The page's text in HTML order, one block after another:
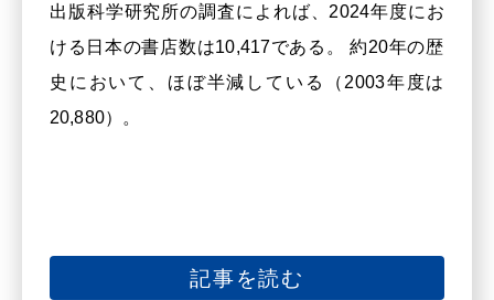
出版科学研究所の調査によれば、2024年度にお
ける日本の書店数は10,417である。 約20年の歴
史において、ほぼ半減している（2003年度は
20,880）。
記事を読む